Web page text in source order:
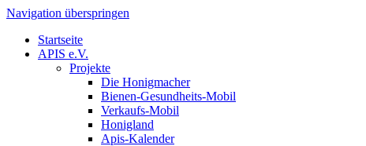
Navigation überspringen
Startseite
APIS e.V.
Projekte
Die Honigmacher
Bienen-Gesundheits-Mobil
Verkaufs-Mobil
Honigland
Apis-Kalender